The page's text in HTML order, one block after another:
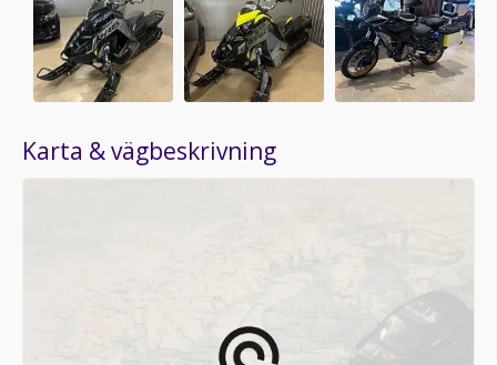
Karta & vägbeskrivning